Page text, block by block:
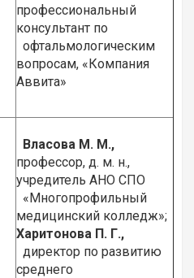
профессиональный
консультант по
офтальмологическим
вопросам, «Компания
Аввита»
Власова М. М.,
профессор, д. м. н.,
учредитель АНО СПО
«Многопрофильный
медицинский колледж»;
Харитонова П. Г.,
директор по развитию
среднего